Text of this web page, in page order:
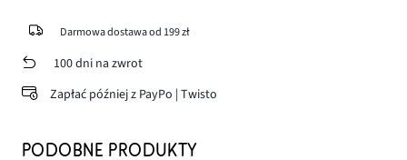
Darmowa dostawa od 199 zł
100 dni na zwrot
Zapłać później z PayPo | Twisto
PODOBNE PRODUKTY